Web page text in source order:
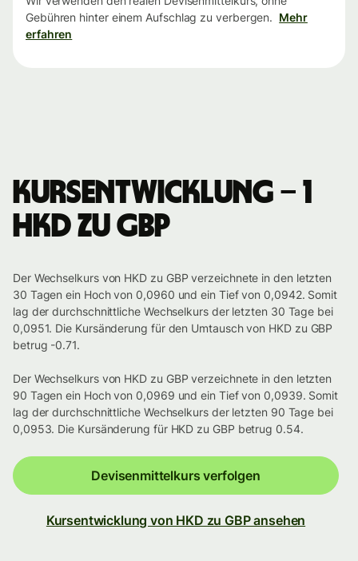
Gebühren hinter einem Aufschlag zu verbergen. Mehr
erfahren
Kursentwicklung – 1
HKD zu GBP
Der Wechselkurs von HKD zu GBP verzeichnete in den letzten
30 Tagen ein Hoch von 0,0960 und ein Tief von 0,0942. Somit
lag der durchschnittliche Wechselkurs der letzten 30 Tage bei
0,0951. Die Kursänderung für den Umtausch von HKD zu GBP
betrug -0.71.
Der Wechselkurs von HKD zu GBP verzeichnete in den letzten
90 Tagen ein Hoch von 0,0969 und ein Tief von 0,0939. Somit
lag der durchschnittliche Wechselkurs der letzten 90 Tage bei
0,0953. Die Kursänderung für HKD zu GBP betrug 0.54.
Devisenmittelkurs verfolgen
Kursentwicklung von HKD zu GBP ansehen